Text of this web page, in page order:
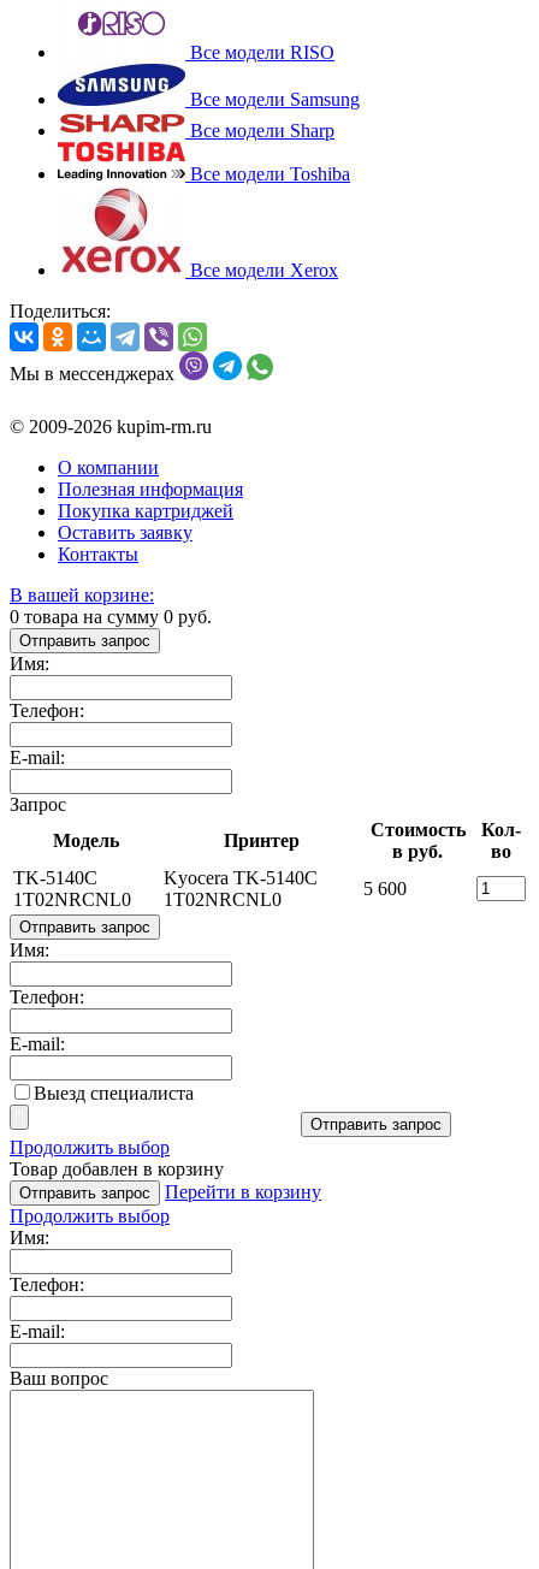
Все модели RISO
Все модели Samsung
Все модели Sharp
Все модели Toshiba
Все модели Xerox
Поделиться:
Мы в мессенджерах
© 2009-2026 kupim-rm.ru
О компании
Полезная информация
Покупка картриджей
Оставить заявку
Контакты
В вашей корзине:
0 товара на сумму 0 руб.
Отправить запрос
Имя:
Телефон:
E-mail:
Запрос
Модель
Принтер
Стоимость
в руб.
Кол-
во
TK-5140C
1T02NRCNL0
Kyocera TK-5140C
1T02NRCNL0
5 600
Отправить запрос
Имя:
Телефон:
E-mail:
Выезд специалиста
Отправить запрос
Продолжить выбор
Товар добавлен в корзину
Отправить запрос
Перейти в корзину
Продолжить выбор
Имя:
Телефон:
E-mail:
Ваш вопрос